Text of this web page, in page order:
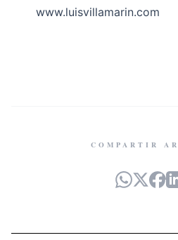
www.luisvillamarin.com
COMPARTIR